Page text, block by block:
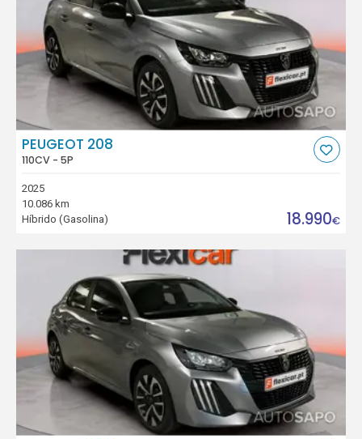
PEUGEOT 208
110CV - 5P
2025
10.086 km
Híbrido (Gasolina)
18.990€